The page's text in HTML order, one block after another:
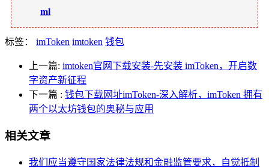
ml
标签： imToken imtoken 钱包
上一篇: imtoken官网下载安装-先安装 imToken，开启数
字资产新征程
下一篇 : 钱包下载网址imToken-深入解析，imToken 拥有
两个以太坊钱包的奥秘与应用
相关文章
我们应当遵守国家法律法规和金融监管要求，自觉抵制